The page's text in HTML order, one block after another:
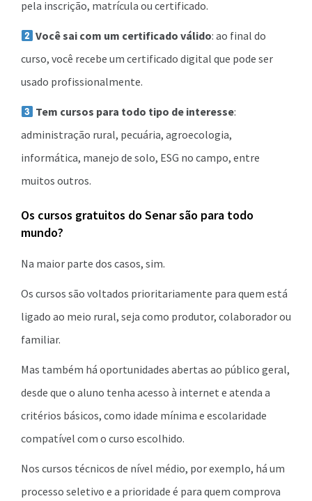
pela inscrição, matrícula ou certificado.
Você sai com um certificado válido: ao final do
curso, você recebe um certificado digital que pode ser
usado profissionalmente.
Tem cursos para todo tipo de interesse:
administração rural, pecuária, agroecologia,
informática, manejo de solo, ESG no campo, entre
muitos outros.
Os cursos gratuitos do Senar são para todo
mundo?
Na maior parte dos casos, sim.
Os cursos são voltados prioritariamente para quem está
ligado ao meio rural, seja como produtor, colaborador ou
familiar.
Mas também há oportunidades abertas ao público geral,
desde que o aluno tenha acesso à internet e atenda a
critérios básicos, como idade mínima e escolaridade
compatível com o curso escolhido.
Nos cursos técnicos de nível médio, por exemplo, há um
processo seletivo e a prioridade é para quem comprova